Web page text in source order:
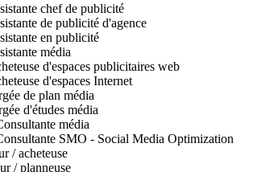
chef de publicité
de publicité d'agence
en publicité
média
d'espaces publicitaires web
d'espaces Internet
de plan média
d'études média
média
SMO - Social Media Optimization
/ acheteuse
/ planneuse